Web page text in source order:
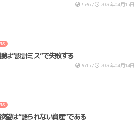
3536 / 2026年04月15日
は“設計ミス”で失敗する
3615 / 2026年04月14日
望は“語られない資産”である